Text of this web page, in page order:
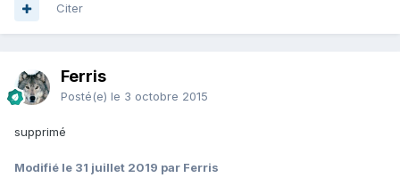
Citer
Ferris
Posté(e) le 3 octobre 2015
supprimé
Modifié le 31 juillet 2019 par Ferris